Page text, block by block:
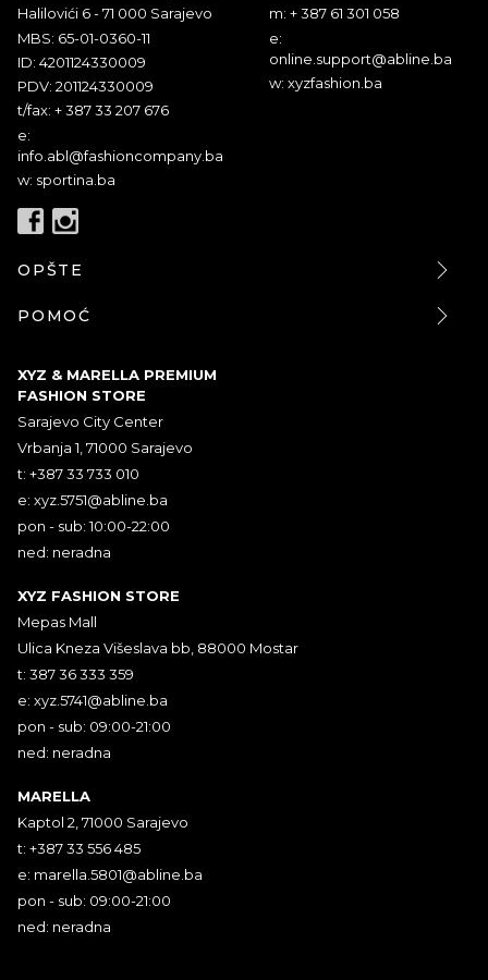
Halilovići 6 - 71 000 Sarajevo
MBS: 65-01-0360-11
ID: 4201124330009
PDV: 201124330009
t/fax: + 387 33 207 676
e:
info.abl@fashioncompany.ba
w: sportina.ba
m: + 387 61 301 058
e:
online.support@abline.ba
w: xyzfashion.ba
OPŠTE
POMOĆ
XYZ & MARELLA PREMIUM
FASHION STORE
Sarajevo City Center
Vrbanja 1, 71000 Sarajevo
t: +387 33 733 010
e: xyz.5751@abline.ba
pon - sub: 10:00-22:00
ned: neradna
XYZ FASHION STORE
Mepas Mall
Ulica Kneza Višeslava bb, 88000 Mostar
t: 387 36 333 359
e: xyz.5741@abline.ba
pon - sub: 09:00-21:00
ned: neradna
MARELLA
Kaptol 2, 71000 Sarajevo
t: +387 33 556 485
e: marella.5801@abline.ba
pon - sub: 09:00-21:00
ned: neradna